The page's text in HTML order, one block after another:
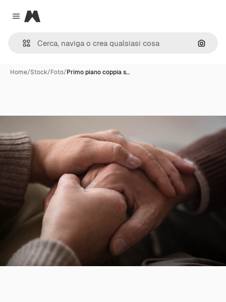
Close menu
Magnific
Cerca
Home/Stock/Foto/Primo piano coppia s…